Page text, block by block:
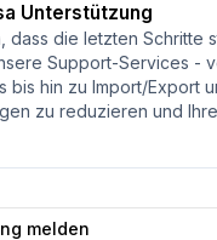
Unterstützung
dass die letzten Schritte
Support-Services -
bis hin zu Import/Export
zu reduzieren und
melden